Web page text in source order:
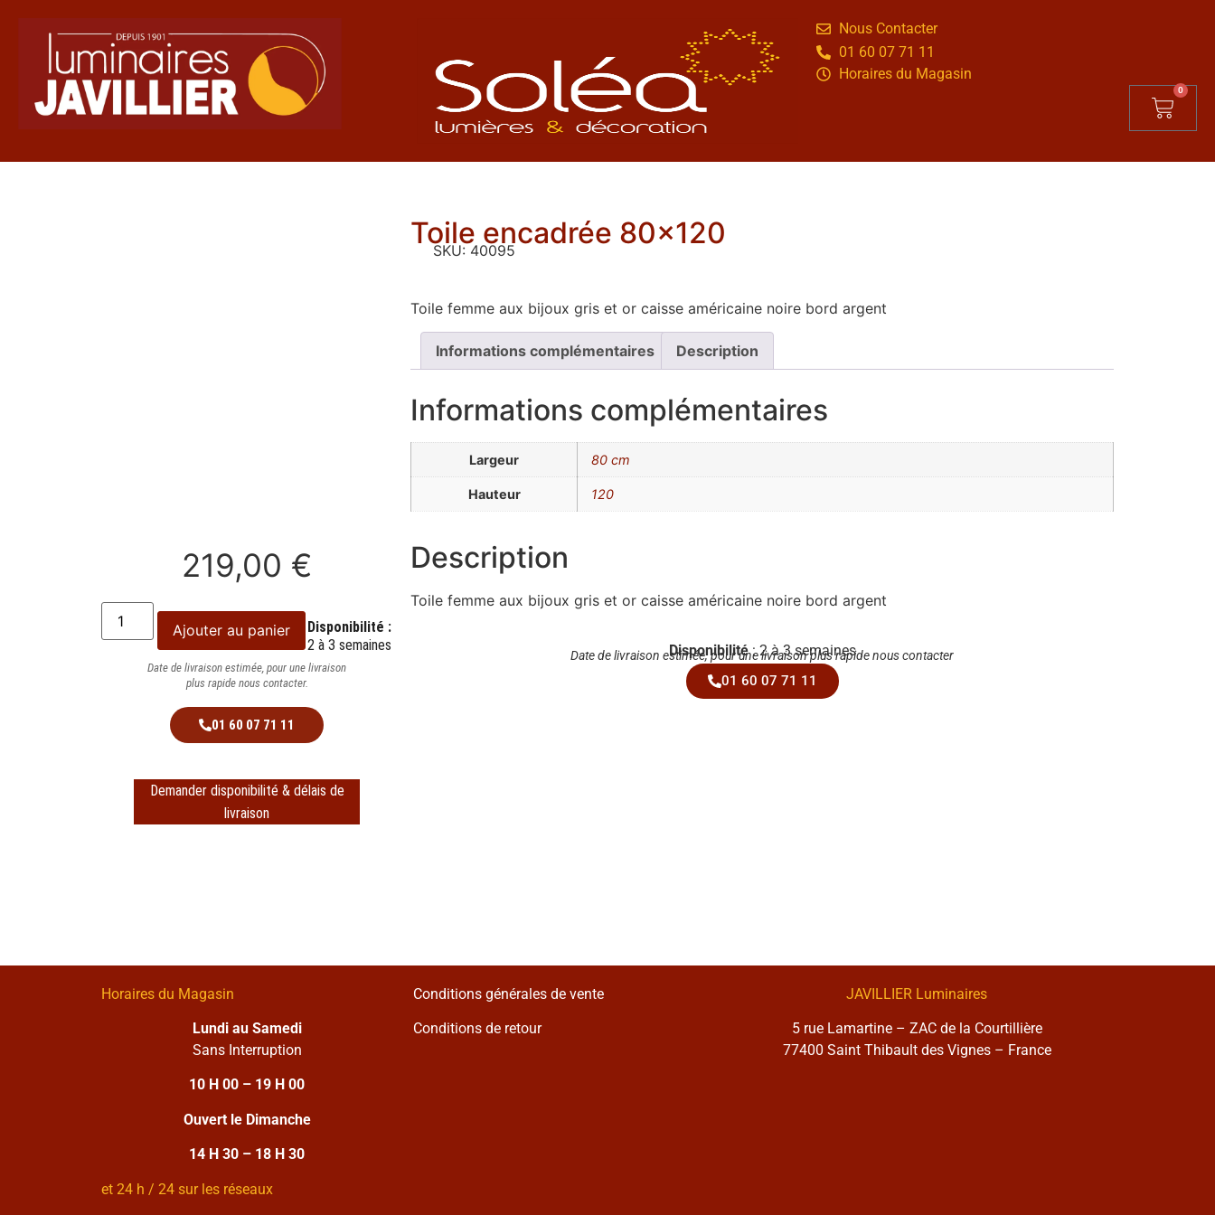
Nous Contacter
01 60 07 71 11
Horaires du Magasin
0
219,00 €
Ajouter au panier
Disponibilité :
2 à 3 semaines
Date de livraison estimée, pour une livraison
plus rapide nous contacter.
01 60 07 71 11
Demander disponibilité & délais de
livraison
Toile encadrée 80×120
SKU: 40095
Toile femme aux bijoux gris et or caisse américaine noire bord argent
Informations complémentaires Description
Informations complémentaires
Largeur 80 cm
Hauteur 120
Description
Toile femme aux bijoux gris et or caisse américaine noire bord argent
Disponibilité: 2 à 3 semaines
Date de livraison estimée, pour une livraison plus rapide nous contacter
01 60 07 71 11
Horaires du Magasin
Lundi au Samedi
Sans Interruption
10 H 00 – 19 H 00
Ouvert le Dimanche
14 H 30 – 18 H 30
et 24 h / 24 sur les réseaux
Conditions générales de vente
Conditions de retour
JAVILLIER Luminaires
5 rue Lamartine – ZAC de la Courtillière
77400 Saint Thibault des Vignes – France